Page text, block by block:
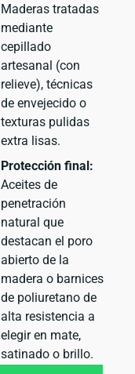
Maderas tratadas
mediante
cepillado
artesanal (con
relieve), técnicas
de envejecido o
texturas pulidas
extra lisas.
Protección final:
Aceites de
penetración
natural que
destacan el poro
abierto de la
madera o barnices
de poliuretano de
alta resistencia a
elegir en mate,
satinado o brillo.